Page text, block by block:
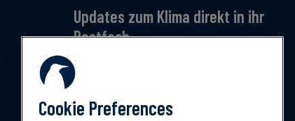
Updates zum Klima direkt in ihr
Postfach
Jetzt anmelden – für monatliche Updates zu
Klimatrends, Regulierung und Innovation.
Cookie Preferences